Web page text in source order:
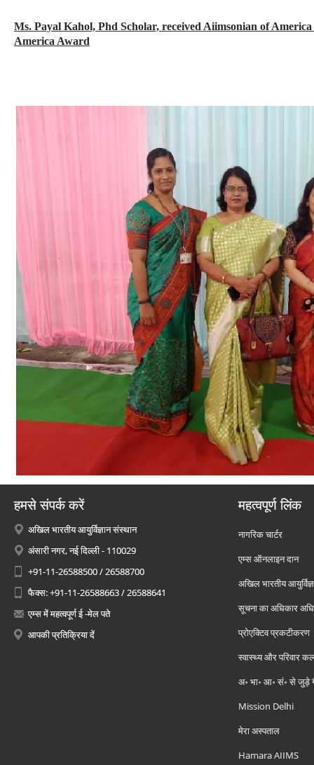
Ms. Payal Kahol, Phd Scholar, received Aiimsonian of
America Award
हमसे संपर्क करें
अखिल भारतीय आयुर्विज्ञान संस्थान
अंसारी नगर, नई दिल्ली - 110029
+91-11-26588500 / 26588700
फैक्स: +91-11-26588663 / 26588641
एम्स में महत्वपूर्ण ई -मेल पते
आपकी प्रतिक्रिया दें
महत्वपूर्ण लिंक
नागरिक चार्टर
एम्स ऑनलाइन दान
अखिल भारतीय
सूचना का अधिकार
प्रोएक्टिव प्रकटीकरण
स्वास्थ्य और परिवार
अ॰ भा॰ आ॰ सं॰ से जुड़े
Mission Delhi
मेरा अस्पताल
Hamara AIIMS